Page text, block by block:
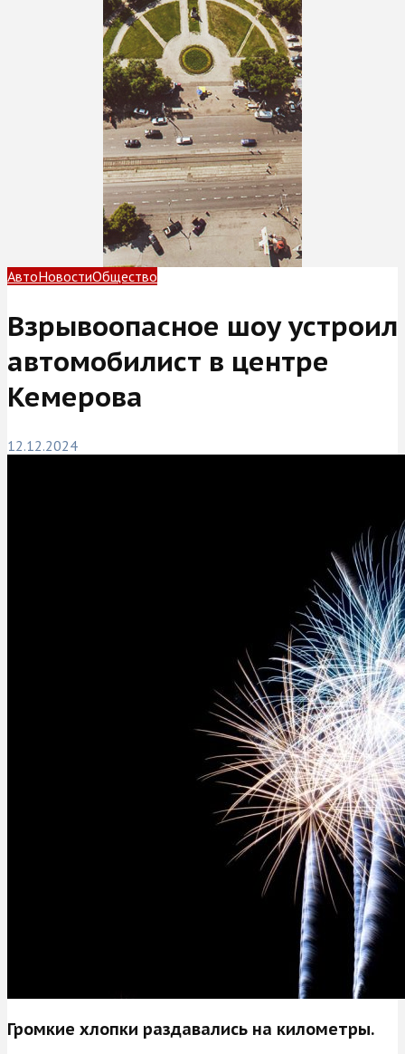
АвтоНовостиОбщество
Взрывоопасное шоу устроил
автомобилист в центре
Кемерова
12.12.2024
Громкие хлопки раздавались на километры.